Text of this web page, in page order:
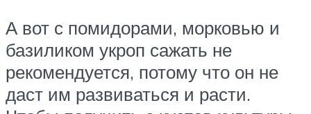
А вот с помидорами, морковью и
базиликом укроп сажать не
рекомендуется, потому что он не
даст им развиваться и расти.